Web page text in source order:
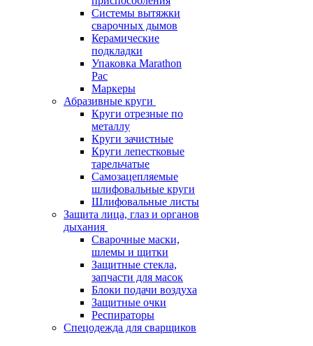
Системы вытяжки
сварочных дымов
Керамические
подкладки
Упаковка Marathon
Pac
Маркеры
Абразивные круги
Круги отрезные по
металлу
Круги зачистные
Круги лепестковые
тарельчатые
Самозацепляемые
шлифовальные круги
Шлифовальные листы
Защита лица, глаз и органов
дыхания
Сварочные маски,
шлемы и щитки
Защитные стекла,
запчасти для масок
Блоки подачи воздуха
Защитные очки
Респираторы
Спецодежда для сварщиков